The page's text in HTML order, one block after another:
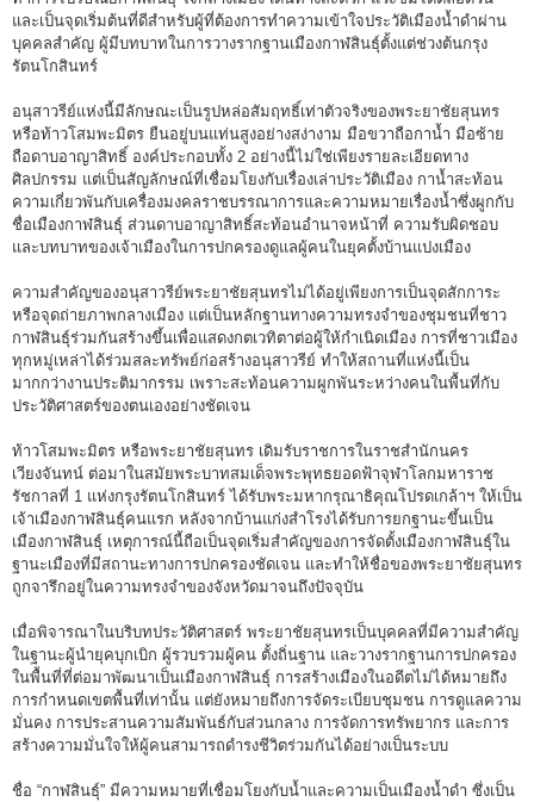
และเป็นจุดเริ่มต้นที่ดีสำหรับผู้ที่ต้องการทำความเข้าใจประวัติเมืองน้ำดำผ่าน
บุคคลสำคัญ ผู้มีบทบาทในการวางรากฐานเมืองกาฬสินธุ์ตั้งแต่ช่วงต้นกรุง
รัตนโกสินทร์
อนุสาวรีย์แห่งนี้มีลักษณะเป็นรูปหล่อสัมฤทธิ์เท่าตัวจริงของพระยาชัยสุนทร
หรือท้าวโสมพะมิตร ยืนอยู่บนแท่นสูงอย่างสง่างาม มือขวาถือกาน้ำ มือซ้าย
ถือดาบอาญาสิทธิ์ องค์ประกอบทั้ง 2 อย่างนี้ไม่ใช่เพียงรายละเอียดทาง
ศิลปกรรม แต่เป็นสัญลักษณ์ที่เชื่อมโยงกับเรื่องเล่าประวัติเมือง กาน้ำสะท้อน
ความเกี่ยวพันกับเครื่องมงคลราชบรรณาการและความหมายเรื่องน้ำซึ่งผูกกับ
ชื่อเมืองกาฬสินธุ์ ส่วนดาบอาญาสิทธิ์สะท้อนอำนาจหน้าที่ ความรับผิดชอบ
และบทบาทของเจ้าเมืองในการปกครองดูแลผู้คนในยุคตั้งบ้านแปงเมือง
ความสำคัญของอนุสาวรีย์พระยาชัยสุนทรไม่ได้อยู่เพียงการเป็นจุดสักการะ
หรือจุดถ่ายภาพกลางเมือง แต่เป็นหลักฐานทางความทรงจำของชุมชนที่ชาว
กาฬสินธุ์ร่วมกันสร้างขึ้นเพื่อแสดงกตเวทิตาต่อผู้ให้กำเนิดเมือง การที่ชาวเมือง
ทุกหมู่เหล่าได้ร่วมสละทรัพย์ก่อสร้างอนุสาวรีย์ ทำให้สถานที่แห่งนี้เป็น
มากกว่างานประติมากรรม เพราะสะท้อนความผูกพันระหว่างคนในพื้นที่กับ
ประวัติศาสตร์ของตนเองอย่างชัดเจน
ท้าวโสมพะมิตร หรือพระยาชัยสุนทร เดิมรับราชการในราชสำนักนคร
เวียงจันทน์ ต่อมาในสมัยพระบาทสมเด็จพระพุทธยอดฟ้าจุฬาโลกมหาราช
รัชกาลที่ 1 แห่งกรุงรัตนโกสินทร์ ได้รับพระมหากรุณาธิคุณโปรดเกล้าฯ ให้เป็น
เจ้าเมืองกาฬสินธุ์คนแรก หลังจากบ้านแก่งสำโรงได้รับการยกฐานะขึ้นเป็น
เมืองกาฬสินธุ์ เหตุการณ์นี้ถือเป็นจุดเริ่มสำคัญของการจัดตั้งเมืองกาฬสินธุ์ใน
ฐานะเมืองที่มีสถานะทางการปกครองชัดเจน และทำให้ชื่อของพระยาชัยสุนทร
ถูกจารึกอยู่ในความทรงจำของจังหวัดมาจนถึงปัจจุบัน
เมื่อพิจารณาในบริบทประวัติศาสตร์ พระยาชัยสุนทรเป็นบุคคลที่มีความสำคัญ
ในฐานะผู้นำยุคบุกเบิก ผู้รวบรวมผู้คน ตั้งถิ่นฐาน และวางรากฐานการปกครอง
ในพื้นที่ที่ต่อมาพัฒนาเป็นเมืองกาฬสินธุ์ การสร้างเมืองในอดีตไม่ได้หมายถึง
การกำหนดเขตพื้นที่เท่านั้น แต่ยังหมายถึงการจัดระเบียบชุมชน การดูแลความ
มั่นคง การประสานความสัมพันธ์กับส่วนกลาง การจัดการทรัพยากร และการ
สร้างความมั่นใจให้ผู้คนสามารถดำรงชีวิตร่วมกันได้อย่างเป็นระบบ
ชื่อ “กาฬสินธุ์” มีความหมายที่เชื่อมโยงกับน้ำและความเป็นเมืองน้ำดำ ซึ่งเป็น